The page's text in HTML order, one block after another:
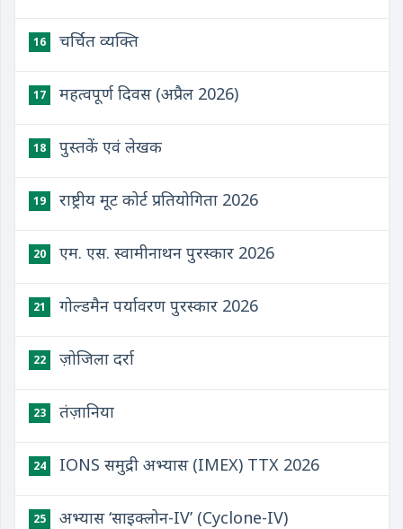
16 चर्चित व्यक्ति
17 महत्वपूर्ण दिवस (अप्रैल 2026)
18 पुस्तकें एवं लेखक
19 राष्ट्रीय मूट कोर्ट प्रतियोगिता 2026
20 एम. एस. स्वामीनाथन पुरस्कार 2026
21 गोल्डमैन पर्यावरण पुरस्कार 2026
22 ज़ोजिला दर्रा
23 तंज़ानिया
24 IONS समुद्री अभ्यास (IMEX) TTX 2026
25 अभ्यास ‘साइक्लोन-IV’ (Cyclone-IV)